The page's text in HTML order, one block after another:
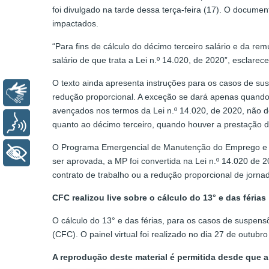
foi divulgado na tarde dessa terça-feira (17). O
impactados.
“Para fins de cálculo do décimo terceiro salário e da
salário de que trata a Lei n.º 14.020, de 2020”,
O texto ainda apresenta instruções para os casos de
redução proporcional. A exceção se dará apenas
avençados nos termos da Lei n.º 14.020, de 2020, não
quanto ao décimo terceiro, quando houver a prestação
O Programa Emergencial de Manutenção do Emprego
ser aprovada, a MP foi convertida na Lei n.º 14.020 de
contrato de trabalho ou a redução proporcional de
CFC realizou live sobre o cálculo do 13° e das férias
O cálculo do 13° e das férias, para os casos de
(CFC). O painel virtual foi realizado no dia 27 de
A reprodução deste material é permitida desde que
Libras
Voz
+ Acessibilidade